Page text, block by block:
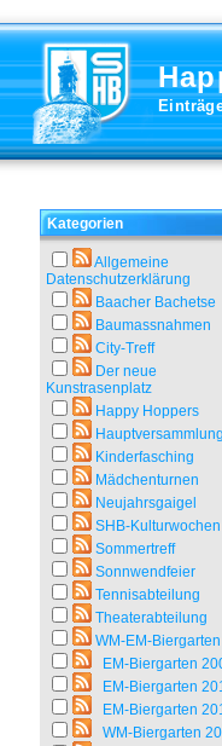
Kategorien
Allgemeine
Datenschutzerklärung
Baacher Bachetse
Baumassnahmen
City-Treff
Der neue
Kunstrasenplatz
Happy Hoppers
Kinderfasching
Mädchenturnen
Neujahrsgaigel
SHB-Kulturwochen
Sommertreff
Sonnwendfeier
Tennisabteilung
Theaterabteilung
WM-EM-Biergarten
EM-Biergarten
EM-Biergarten
EM-Biergarten
WM-Biergarten